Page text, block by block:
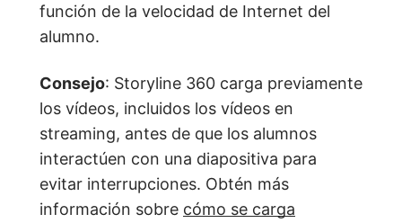
función de la velocidad de Internet del
alumno.
Consejo: Storyline 360 carga previamente
los vídeos, incluidos los vídeos en
streaming, antes de que los alumnos
interactúen con una diapositiva para
evitar interrupciones. Obtén más
información sobre cómo se carga